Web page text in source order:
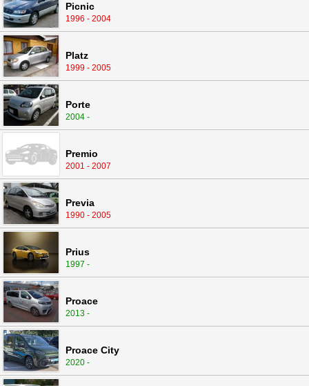
Picnic
1996 - 2004
Platz
1999 - 2005
Porte
2004 -
Premio
2001 - 2007
Previa
1990 - 2005
Prius
1997 -
Proace
2013 -
Proace City
2020 -